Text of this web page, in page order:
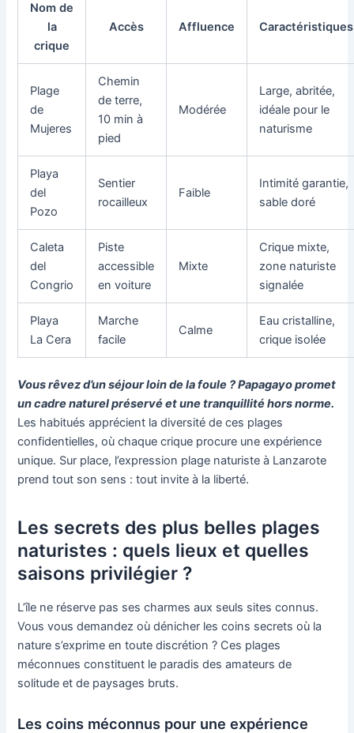
Nom de
la
crique
Accès Affluence Caractéristiques
Plage
de
Mujeres
Chemin
de terre,
10 min à
pied
Modérée
Large, abritée,
idéale pour le
naturisme
Playa
del
Pozo
Sentier
rocailleux
Faible
Intimité garantie,
sable doré
Caleta
del
Congrio
Piste
accessible
en voiture
Mixte
Crique mixte,
zone naturiste
signalée
Playa
La Cera
Marche
facile
Calme
Eau cristalline,
crique isolée
Vous rêvez d’un séjour loin de la foule ? Papagayo promet
un cadre naturel préservé et une tranquillité hors norme.
Les habitués apprécient la diversité de ces plages
confidentielles, où chaque crique procure une expérience
unique. Sur place, l’expression plage naturiste à Lanzarote
prend tout son sens : tout invite à la liberté.
Les secrets des plus belles plages
naturistes : quels lieux et quelles
saisons privilégier ?
L’île ne réserve pas ses charmes aux seuls sites connus.
Vous vous demandez où dénicher les coins secrets où la
nature s’exprime en toute discrétion ? Ces plages
méconnues constituent le paradis des amateurs de
solitude et de paysages bruts.
Les coins méconnus pour une expérience